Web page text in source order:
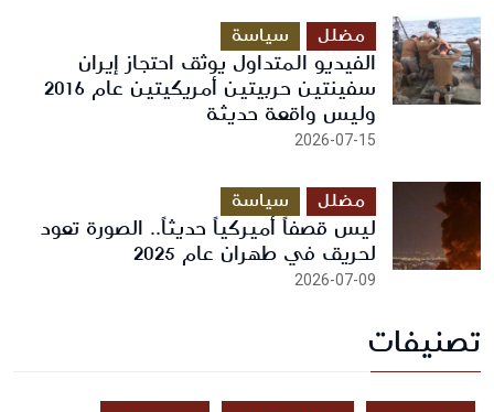
مضلل سياسة
الفيديو المتداول يوثق احتجاز إيران
سفينتين حربيتين أمريكيتين عام 2016
وليس واقعة حديثة
2026-07-15
مضلل سياسة
ليس قصفاً أميركياً حديثاً.. الصورة تعود
لحريق في طهران عام 2025
2026-07-09
تصنيفات